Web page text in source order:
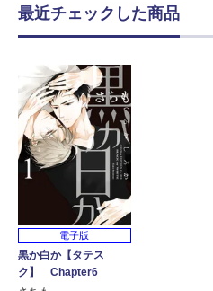
最近チェックした商品
電子版
黒か白か【タテス
ク】 Chapter6